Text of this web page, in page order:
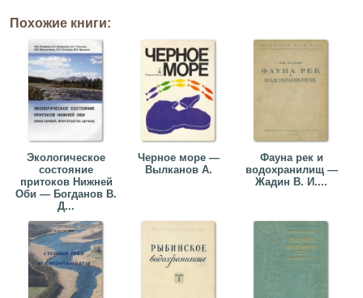
Похожие книги:
Экологическое
состояние
притоков Нижней
Оби — Богданов В.
Д...
Черное море —
Вылканов А.
Фауна рек и
водохранилищ —
Жадин В. И....